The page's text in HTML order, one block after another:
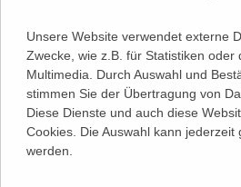
NACH OBEN
Wirtschaftsverlag GmbH
1
1020
(
Unsere Website verwendet externe
Zwecke, wie z.B. für Statistiken oder
Multimedia. Durch Auswahl und
stimmen Sie der Übertragung von
Diese Dienste und auch diese
Cookies. Die Auswahl kann
werden.